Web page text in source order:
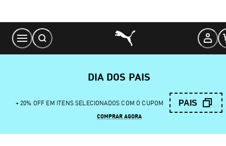
Content
DIA DOS PAIS
+ 20% OFF EM ITENS SELECIONADOS COM O CUPOM PAIS
COMPRAR AGORA